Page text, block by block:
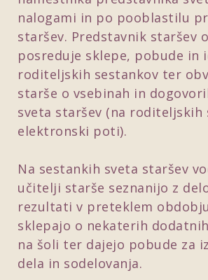
nalogami in po pooblastilu
staršev. Predstavnik staršev
posreduje sklepe, pobude in
roditeljskih sestankov ter
starše o vsebinah in
sveta staršev (na roditeljskih
elektronski poti).
Na sestankih sveta staršev
učitelji starše seznanijo z
rezultati v preteklem
sklepajo o nekaterih
na šoli ter dajejo pobude za
dela in sodelovanja.